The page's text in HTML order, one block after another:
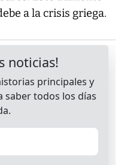
a la crisis griega.